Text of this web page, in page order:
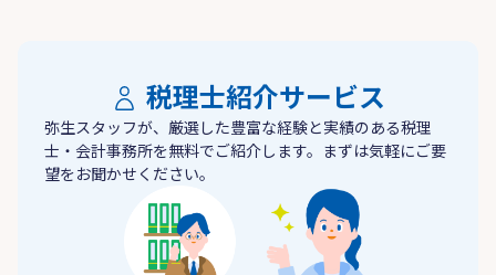
税理士紹介サービス
弥生スタッフが、厳選した豊富な経験と実績のある税理
士・会計事務所を無料でご紹介します。まずは気軽にご要
望をお聞かせください。